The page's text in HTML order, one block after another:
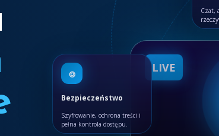
⌾
Bezpieczeństwo
Szyfrowanie, ochrona treści i
pełna kontrola dostępu.
Czat,
LIVE